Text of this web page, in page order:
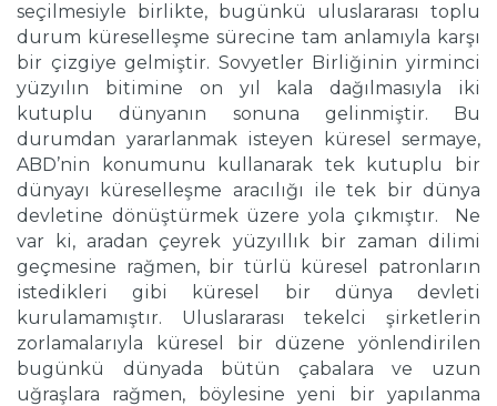
seçilmesiyle birlikte, bugünkü uluslararası toplu
durum küreselleşme sürecine tam anlamıyla karşı
bir çizgiye gelmiştir. Sovyetler Birliğinin yirminci
yüzyılın bitimine on yıl kala dağılmasıyla iki
kutuplu dünyanın sonuna gelinmiştir. Bu
durumdan yararlanmak isteyen küresel sermaye,
ABD’nin konumunu kullanarak tek kutuplu bir
dünyayı küreselleşme aracılığı ile tek bir dünya
devletine dönüştürmek üzere yola çıkmıştır. Ne
var ki, aradan çeyrek yüzyıllık bir zaman dilimi
geçmesine rağmen, bir türlü küresel patronların
istedikleri gibi küresel bir dünya devleti
kurulamamıştır. Uluslararası tekelci şirketlerin
zorlamalarıyla küresel bir düzene yönlendirilen
bugünkü dünyada bütün çabalara ve uzun
uğraşlara rağmen, böylesine yeni bir yapılanma